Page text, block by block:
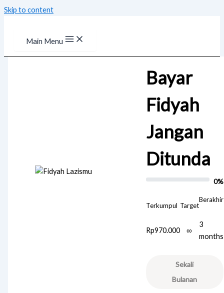
Skip to content
Main Menu
Bayar
Fidyah
Jangan
Ditunda
0%
Terkumpul
Rp970.000
Target
∞
Berakhir
3
months
Sekali
Bulanan